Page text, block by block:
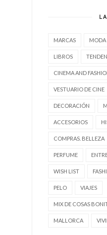
MARCAS MODA
LIBROS
CINEMA AND
VESTUARIO DE CINE
DECORACIÓN
ACCESORIOS
COMPRAS. BELLEZA
PERFUME
WISH LIST
PELO VIAJES
MIX DE COSAS
MALLORCA